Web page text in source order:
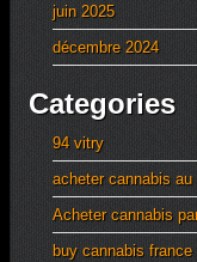
juin 2025
décembre 2024
Categories
94 vitry
acheter cannabis au
Acheter cannabis
buy cannabis france